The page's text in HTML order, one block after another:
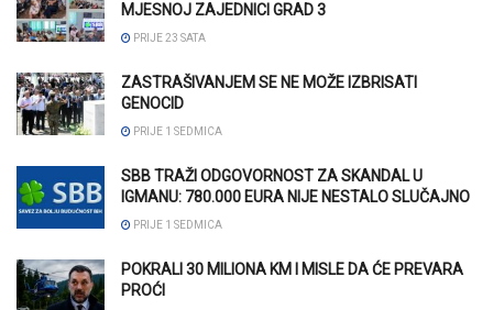
MJESNOJ ZAJEDNICI GRAD 3
PRIJE 23 SATA
ZASTRAŠIVANJEM SE NE MOŽE IZBRISATI
GENOCID
PRIJE 1 SEDMICA
SBB TRAŽI ODGOVORNOST ZA SKANDAL U
IGMANU: 780.000 EURA NIJE NESTALO SLUČAJNO
PRIJE 1 SEDMICA
POKRALI 30 MILIONA KM I MISLE DA ĆE PREVARA
PROĆI